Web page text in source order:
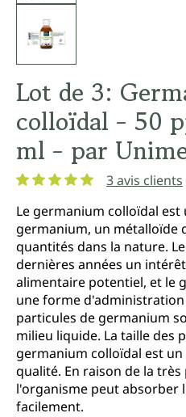
Lot de 3:
colloïdal - 50
ml - par
3 avis clients
Le germanium colloïdal
germanium, un métalloïde
quantités dans la nature.
dernières années un
alimentaire potentiel, et le
une forme
particules de germanium
milieu liquide. La taille des
germanium colloïdal est
qualité. En raison de la
l'organisme peut absorber
facilement.